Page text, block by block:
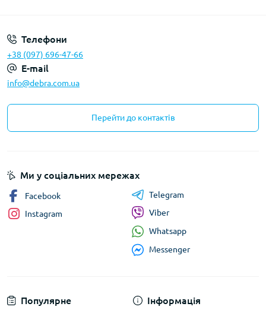
Телефони
+38 (097) 696-47-66
E-mail
info@debra.com.ua
Перейти до контактів
Популярне Інформація
Ми у соціальних мережах
Facebook
Instagram
Telegram
Viber
Whatsapp
Messenger